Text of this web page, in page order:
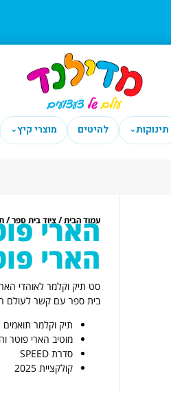
תינוקות⌄ להיטים מוצרי קיץ⌄
עמוד הבית/ציוד בית ספר/
הארי
סט תיק וקלמר לאוהדי
בית ספר עם קשר לעולם
תיק וקלמר תואמים
מוטיב הארי פוטר
סדרת SPEED
קולקציית 2025